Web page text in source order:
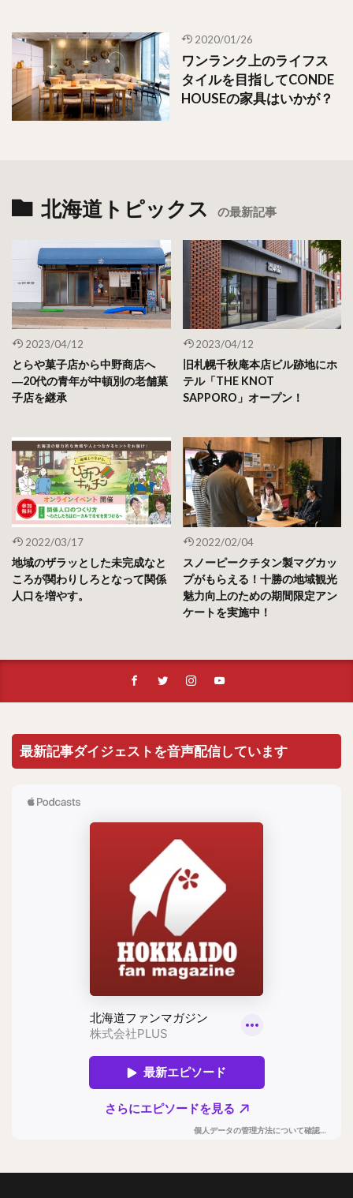
2020/01/26
ワンランク上のライフス
タイルを目指してCONDE
HOUSEの家具はいかが？
北海道トピックス の最新記事
2023/04/12
とらや菓子店から中野商店へ
―20代の青年が中頓別の老舗菓
子店を継承
2023/04/12
旧札幌千秋庵本店ビル跡地にホ
テル「THE KNOT
SAPPORO」オープン！
2022/03/17
地域のザラッとした未完成なと
ころが関わりしろとなって関係
人口を増やす。
2022/02/04
スノーピークチタン製マグカッ
プがもらえる！十勝の地域観光
魅力向上のための期間限定アン
ケートを実施中！
最新記事ダイジェストを音声配信しています